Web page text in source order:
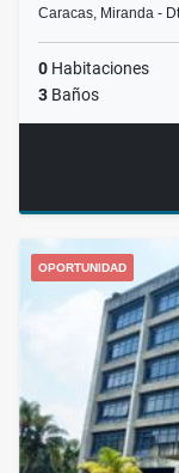
Caracas, Miranda -
0 Habitaciones
3 Baños
OPORTUNIDAD